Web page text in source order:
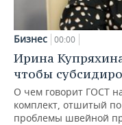
Бизнес 00:00
Ирина
чтобы
О чем говорит ГОСТ
комплект, отшитый
проблемы швейной